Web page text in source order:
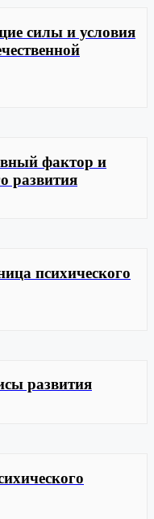
силы и условия
фактор и
развития
психического
развития